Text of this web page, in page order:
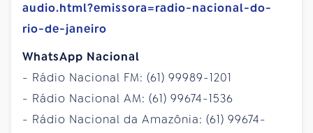
audio.html?emissora=radio-nacional-do-
rio-de-janeiro
WhatsApp Nacional
- Rádio Nacional FM: (61) 99989-1201
- Rádio Nacional AM: (61) 99674-1536
- Rádio Nacional da Amazônia: (61) 99674-